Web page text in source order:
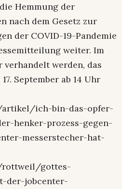
Hemmung der
nach dem Gesetz zur
der COVID-19-Pandemie
weiter. Im
werden, das
September ab 14 Uhr
ich-bin-das-opfer-
henker-prozess-gegen-
messerstecher-hat-
rottweil/gottes-
der-jobcenter-